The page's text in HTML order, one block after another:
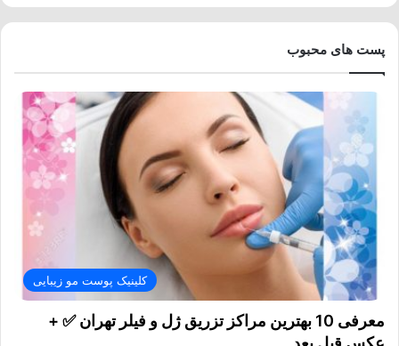
پست های محبوب
کلینیک پوست مو زیبایی
معرفی 10 بهترین مراکز تزریق ژل و فیلر تهران ✅ +